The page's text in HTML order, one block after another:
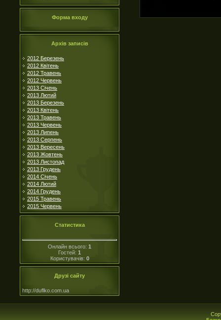
Форма входу
Архів записів
2012 Березень
2012 Квітень
2012 Травень
2012 Червень
2013 Січень
2013 Лютий
2013 Березень
2013 Квітень
2013 Травень
2013 Червень
2013 Липень
2013 Серпень
2013 Вересень
2013 Жовтень
2013 Листопад
2013 Грудень
2014 Січень
2014 Лютий
2014 Грудень
2015 Травень
2015 Червень
Статистика
Онлайн всього: 1
Гостей: 1
Користувачів: 0
Друзі сайту
http://duflko.com.ua